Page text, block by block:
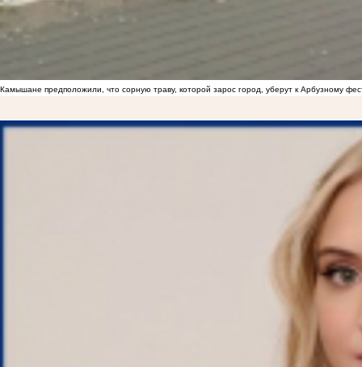
Камышане предположили, что сорную траву, которой зарос город, уберут к Арбузному